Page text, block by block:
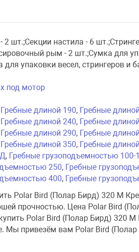
шт.;Секции настила - 6
рым - 2 шт.;Сумка для
упаковки весел, стрингеров и
под мотор
Гребные длиной 190, Гребные
Гребные длиной 240, Гребные
Гребные длиной 290, Гребные
Гребные длиной 350, Гребные
, Гребные грузоподъемностью 100-
250, Гребные
400, Гребные
Polar Bird (Полар Бирд) 320 M
прочностью. Цена Polar Bird
Polar Bird (Полар Бирд) 320 M
Мы привезём вам Polar Bird